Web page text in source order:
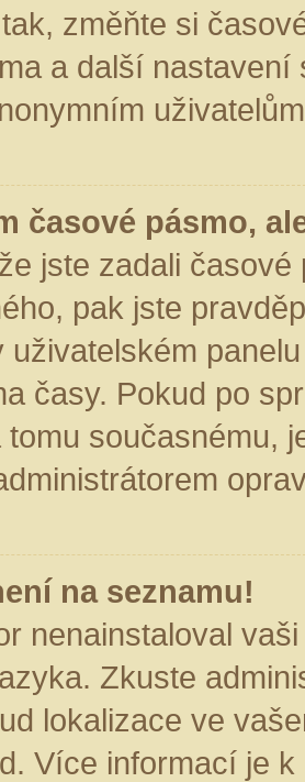
změňte si
a další
časové pásmo,
jste zadali
pak jste
uživatelském
časy. Pokud po
tomu současnému,
na seznamu!
nenainstaloval
Zkuste
lokalizace ve
Více informací je